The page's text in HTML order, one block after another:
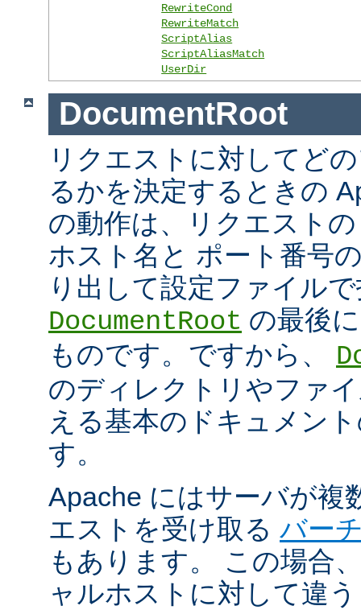
RewriteCond
RewriteMatch
ScriptAlias
ScriptAliasMatch
UserDir
DocumentRoot
リクエストに対してど
るかを決定するときの
の動作は、リクエスト
ホスト名と ポート番号
り出して設定ファイル
DocumentRoot の最後
ものです。ですから、
のディレクトリやファ
える基本のドキュメン
す。
Apache にはサーバが複
エストを受け取る バー
もあります。 この場合
ャルホストに対して違